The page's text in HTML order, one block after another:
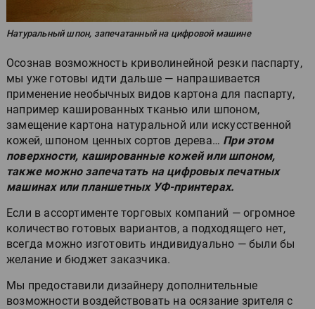
Натуральный шпон, запечатанный на цифровой машине
Осознав возможность криволинейной резки паспарту,
мы уже готовы идти дальше — напрашивается
применение необычных видов картона для паспарту,
например кашированных тканью или шпоном,
замещение картона натуральной или искусственной
кожей, шпоном ценных сортов дерева… При этом
поверхности, кашированные кожей или шпоном,
также можно запечатать на цифровых печатных
машинах или планшетных УФ-принтерах.
Если в ассортименте торговых компаний — огромное
количество готовых вариантов, а подходящего нет,
всегда можно изготовить индивидуально — были бы
желание и бюджет заказчика.
Мы предоставили дизайнеру дополнительные
возможности воздействовать на осязание зрителя с